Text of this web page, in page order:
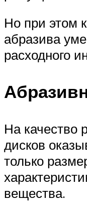
Но при этом
абразива
расходного
На качество
дисков
только
вещества.